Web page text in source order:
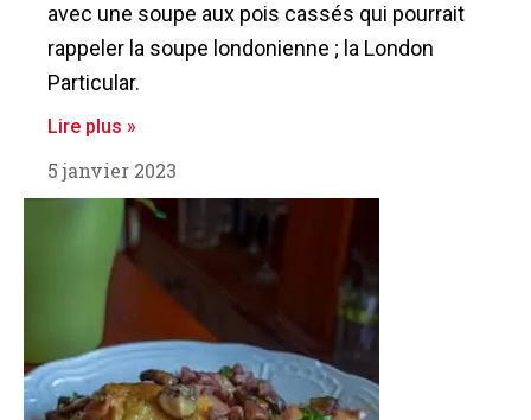
avec une soupe aux pois cassés qui pourrait
rappeler la soupe londonienne ; la London
Particular.
Lire plus »
5 janvier 2023